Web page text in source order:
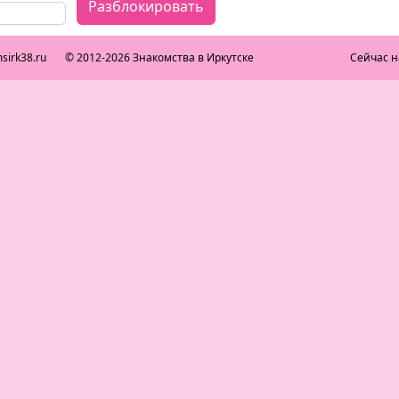
Разблокировать
© 2012-2026 Знакомства в Иркутске Сейчас